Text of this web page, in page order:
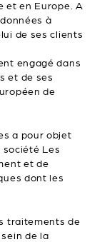
et en Europe. A
à
de ses clients
engagé dans
et de ses
de
a pour objet
société Les
et de
dont les
traitements de
de la